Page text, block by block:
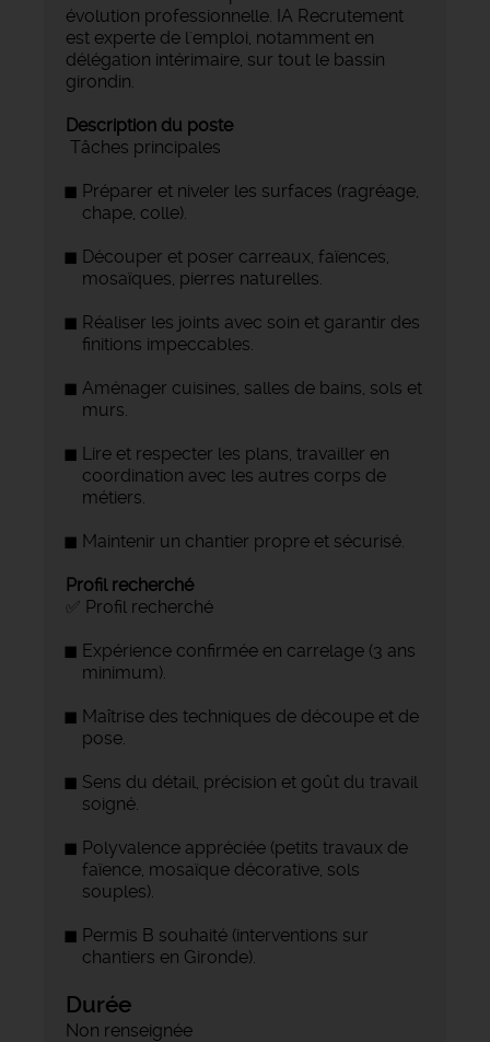
évolution professionnelle. IA Recrutement
est experte de l'emploi, notamment en
délégation intérimaire, sur tout le bassin
girondin.
Description du poste
️ Tâches principales
Préparer et niveler les surfaces (ragréage,
chape, colle).
Découper et poser carreaux, faïences,
mosaïques, pierres naturelles.
Réaliser les joints avec soin et garantir des
finitions impeccables.
Aménager cuisines, salles de bains, sols et
murs.
Lire et respecter les plans, travailler en
coordination avec les autres corps de
métiers.
Maintenir un chantier propre et sécurisé.
Profil recherché
✅ Profil recherché
Expérience confirmée en carrelage (3 ans
minimum).
Maîtrise des techniques de découpe et de
pose.
Sens du détail, précision et goût du travail
soigné.
Polyvalence appréciée (petits travaux de
faïence, mosaïque décorative, sols
souples).
Permis B souhaité (interventions sur
chantiers en Gironde).
Durée
Non renseignée